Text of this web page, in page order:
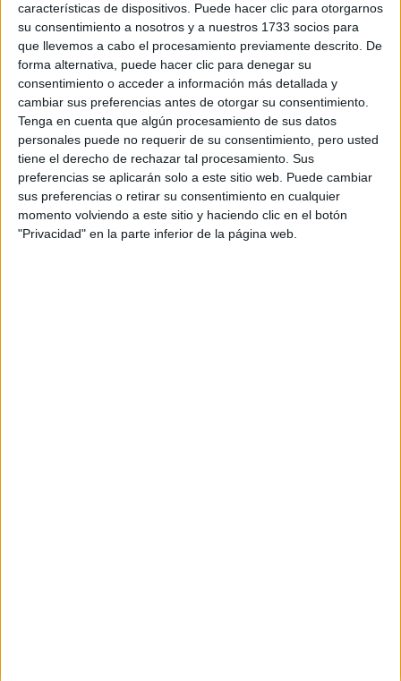
características de dispositivos. Puede hacer clic para otorgarnos
su consentimiento a nosotros y a nuestros 1733 socios para
que llevemos a cabo el procesamiento previamente descrito. De
forma alternativa, puede hacer clic para denegar su
consentimiento o acceder a información más detallada y
cambiar sus preferencias antes de otorgar su consentimiento.
Tenga en cuenta que algún procesamiento de sus datos
personales puede no requerir de su consentimiento, pero usted
tiene el derecho de rechazar tal procesamiento. Sus
preferencias se aplicarán solo a este sitio web. Puede cambiar
sus preferencias o retirar su consentimiento en cualquier
momento volviendo a este sitio y haciendo clic en el botón
"Privacidad" en la parte inferior de la página web.
¿En qué año terminas (o terminaste) bachillerato o FP?
Soy estudiante de:*
Términos y Condiciones de Uso
Aceptolos Términos y Condicionesde uso*